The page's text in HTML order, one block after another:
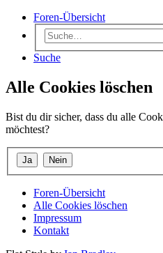
Foren-Übersicht
Suche
Alle Cookies löschen
Bist du dir sicher, dass du alle
möchtest?
Foren-Übersicht
Alle Cookies löschen
Impressum
Kontakt